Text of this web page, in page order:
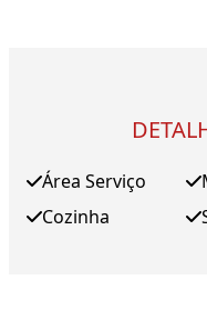
Área Serviço
Cozinha